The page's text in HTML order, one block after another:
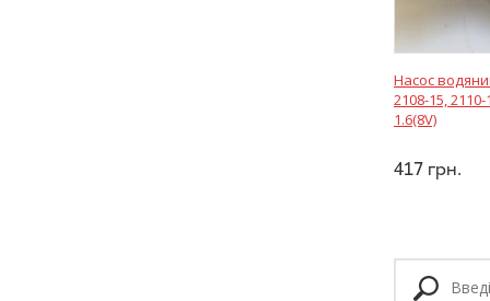
Насос
2108-15,
1.6(8V)
417 грн.